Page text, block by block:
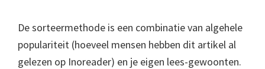
De sorteermethode is een combinatie van algehele
populariteit (hoeveel mensen hebben dit artikel al
gelezen op Inoreader) en je eigen lees-gewoonten.